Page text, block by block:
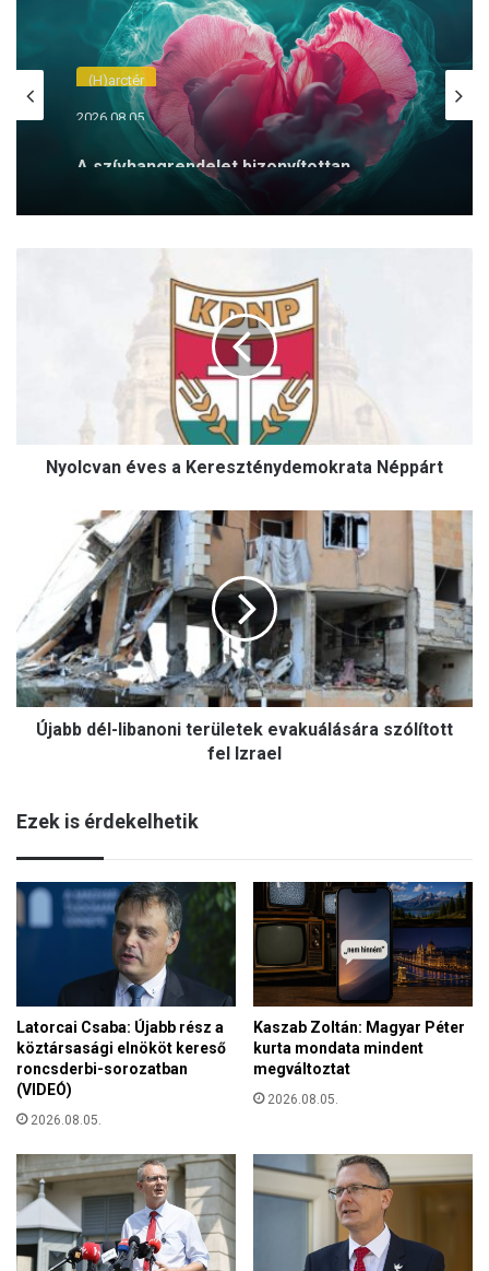
(H)arctér
2026.08.05.
A szívhangrendelet bizonyítottan
mentett már életeket
Kereszténydemokrata
Nyolcvan éves a Kereszténydemokrata Néppárt
libanoni
területek
evakuálására
szólított
fel
Izrael
Újabb dél-libanoni területek evakuálására szólított
fel Izrael
Ezek is érdekelhetik
Latorcai Csaba: Újabb rész a
köztársasági elnököt kereső
roncsderbi-sorozatban
(VIDEÓ)
2026.08.05.
Kaszab Zoltán: Magyar Péter
kurta mondata mindent
megváltoztat
2026.08.05.